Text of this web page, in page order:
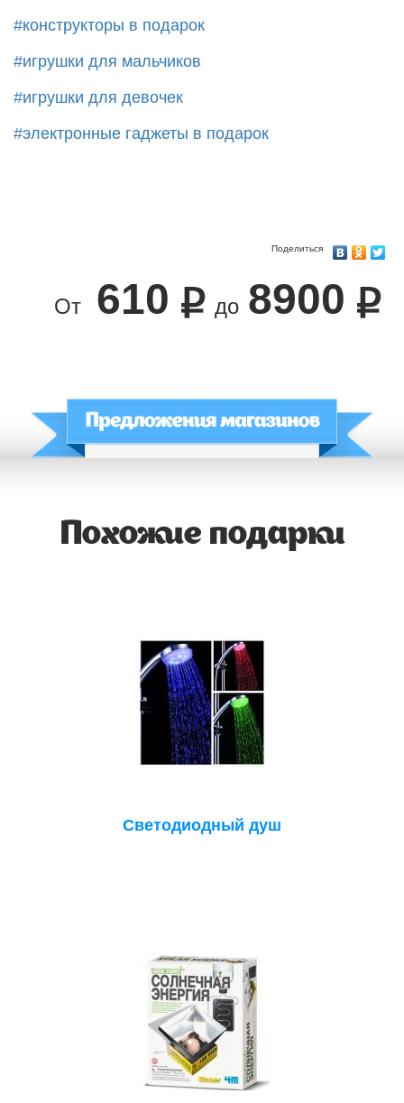
#конструкторы в подарок
#игрушки для мальчиков
#игрушки для девочек
#электронные гаджеты в подарок
Поделиться
От 610 до 8900
Похожие подарки
Светодиодный душ